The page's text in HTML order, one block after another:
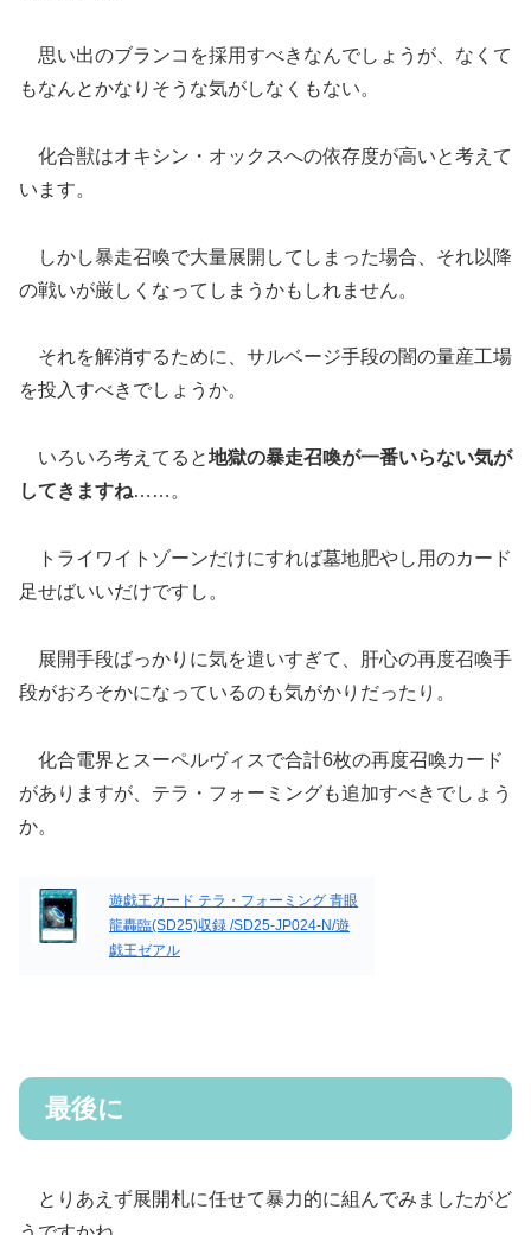
思い出のブランコを採用すべきなんでしょうが、なくて
もなんとかなりそうな気がしなくもない。
化合獣はオキシン・オックスへの依存度が高いと考えて
います。
しかし暴走召喚で大量展開してしまった場合、それ以降
の戦いが厳しくなってしまうかもしれません。
それを解消するために、サルベージ手段の闇の量産工場
を投入すべきでしょうか。
いろいろ考えてると地獄の暴走召喚が一番いらない気が
してきますね……。
トライワイトゾーンだけにすれば墓地肥やし用のカード
足せばいいだけですし。
展開手段ばっかりに気を遣いすぎて、肝心の再度召喚手
段がおろそかになっているのも気がかりだったり。
化合電界とスーペルヴィスで合計6枚の再度召喚カード
がありますが、テラ・フォーミングも追加すべきでしょう
か。
遊戯王カード テラ・フォーミング 青眼
龍轟臨(SD25)収録 /SD25-JP024-N/遊
戯王ゼアル
最後に
とりあえず展開札に任せて暴力的に組んでみましたがど